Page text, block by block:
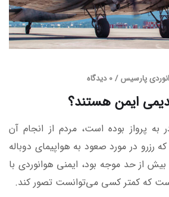
پارسیس /0 دیدگاه
ایمن هستند؟
به پرواز بوده است، مردم از انجام آن
رزرو در مورد صعود به هواپیمای دوباله
از حد موجه بود، ایمنی هوانوردی با
که کمتر کسی می‌توانست تصور کند.